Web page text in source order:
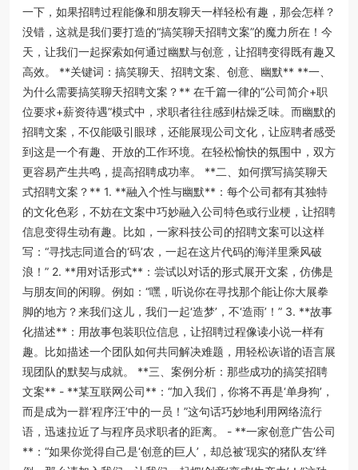
一下，如果招聘过程能像和朋友聊天一样轻松有趣，那会怎样？
没错，这就是我们要打造的“搞笑聊天招聘文案”的魔力所在！今
天，让我们一起探索如何通过幽默与创意，让招聘变得既有趣又
高效。 **关键词：搞笑聊天、招聘文案、创意、幽默** **一、
为什么需要搞笑聊天招聘文案？** 在千篇一律的“公司简介+职
位要求+薪资待遇”模式中，求职者往往感到枯燥乏味。而幽默的
招聘文案，不仅能吸引眼球，还能展现公司文化，让应聘者感受
到这是一个有趣、开放的工作环境。在轻松愉快的氛围中，双方
更容易产生共鸣，提高招聘成功率。 **二、如何撰写搞笑聊天
式招聘文案？** 1. **融入个性与幽默**：每个公司都有其独特
的文化色彩，不妨在文案中巧妙融入公司特色或行业梗，让招聘
信息变得生动有趣。比如，一家科技公司的招聘文案可以这样
写：“寻找志同道合的‘码’农，一起在这片代码的海洋里乘风破
浪！” 2. **用对话形式**：尝试以对话的形式展开文案，仿佛是
与朋友间的闲聊。例如：“嘿，听说你在寻找那个能让你大展拳
脚的地方？来我们这儿，我们一起‘造梦’，不‘造雨’！” 3. **故事
化描述**：用故事包装职位信息，让招聘过程像读小说一样有
趣。比如描述一个团队如何共同解决难题，用轻松诙谐的语言展
现团队的默契与成就。 **三、案例分析：那些成功的搞笑招聘
文案** - **某互联网公司**：“加入我们，你将不再是‘单身狗’，
而是成为一群‘程序汪’中的一员！”这句话巧妙地利用网络流行
语，迅速拉近了与程序员求职者的距离。 - **一家创意广告公司
**：“如果你觉得自己是‘创意的巨人’，却总被‘现实的猪队友’绊